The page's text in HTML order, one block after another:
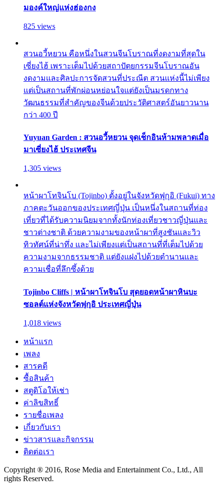
มองค์ใหญ่แห่งฮ่องกง
825 views
สวนอวี้หยวน คือหนึ่งในสวนจีนโบราณที่งดงามที่สุดใน
เซี่ยงไฮ้ เพราะเต็มไปด้วยสถาปัตยกรรมจีนโบราณอัน
งดงามและศิลปะการจัดสวนที่ประณีต สวนแห่งนี้ไม่เพียง
แต่เป็นสถานที่พักผ่อนหย่อนใจแต่ยังเป็นมรดกทาง
วัฒนธรรมที่สำคัญของจีนด้วยประวัติศาสตร์อันยาวนาน
กว่า 400 ปี
Yuyuan Garden : สวนอวี้หยวน จุดเช็กอินห้ามพลาดเมื่อ
มาเซี่ยงไฮ้ ประเทศจีน
1,305 views
หน้าผาโทจินโบ (Tojinbo) ตั้งอยู่ในจังหวัดฟุกุอิ (Fukui) ทาง
ภาคตะวันออกของประเทศญี่ปุ่น เป็นหนึ่งในสถานที่ท่อง
เที่ยวที่ได้รับความนิยมจากทั้งนักท่องเที่ยวชาวญี่ปุ่นและ
ชาวต่างชาติ ด้วยความงามของหน้าผาที่สูงชันและวิว
ทิวทัศน์ที่น่าทึ่ง และไม่เพียงแต่เป็นสถานที่ที่เต็มไปด้วย
ความงามจากธรรมชาติ แต่ยังแฝงไปด้วยตำนานและ
ความเชื่อที่ลึกซึ้งด้วย
Tojinbo Cliffs | หน้าผาโทจินโบ สุดยอดหน้าผาหินบะ
ซอลต์แห่งจังหวัดฟุกุอิ ประเทศญี่ปุ่น
1,018 views
หน้าแรก
เพลง
สารคดี
ซื้อสินค้า
สตูดิโอให้เช่า
ค่าลิขสิทธิ์
รายชื่อเพลง
เกี่ยวกับเรา
ข่าวสารและกิจกรรม
ติดต่อเรา
Copyright ® 2016, Rose Media and Entertainment Co., Ltd., All
rights Reserved.